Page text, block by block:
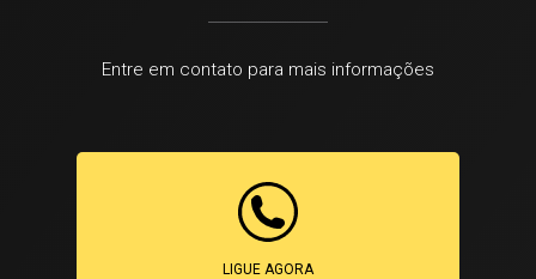
Entre em contato para mais informações
LIGUE AGORA